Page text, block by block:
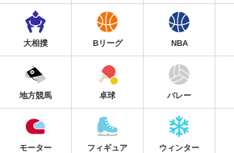
大相撲 Bリーグ NBA
地方競馬 卓球 バレー
モーター フィギュア ウィンター